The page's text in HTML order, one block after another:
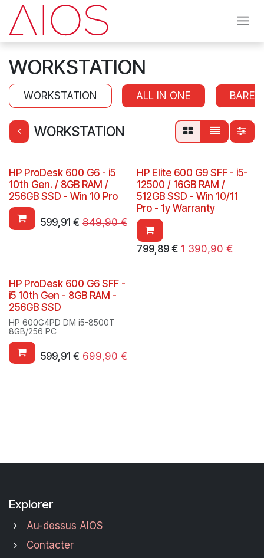
Se rendre au contenu
WORKSTATION
WORKSTATION ALL IN ONE
WORKSTATION
HP ProDesk 600 G6 - i5
10th Gen. / 8GB RAM /
256GB SSD - Win 10 Pro
599,91 € 849,90€
HP Elite 600 G9 SFF - i5-
12500 / 16GB RAM /
512GB SSD - Win 10/11
Pro - 1y Warranty
799,89€ 1 390,90€
HP ProDesk 600 G6 SFF -
i5 10th Gen - 8GB RAM -
256GB SSD
HP 600G4PD DM i5-8500T
8GB/256 PC
599,91 € 699,90€
Explorer
Au-dessus AIOS
Contacter